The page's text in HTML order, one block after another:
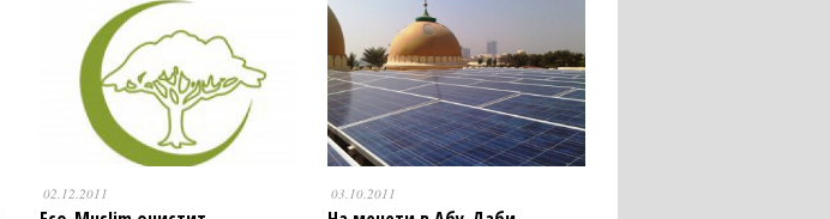
02.12.2011 03.10.2011